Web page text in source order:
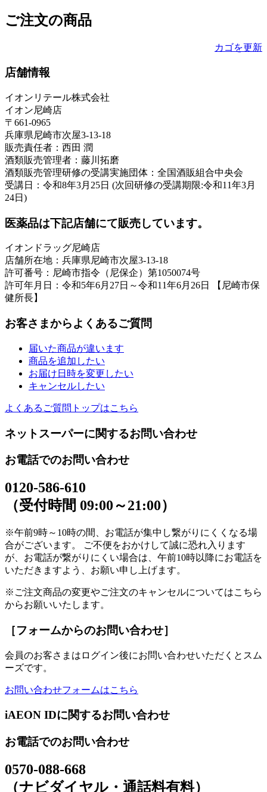
ご注文の商品
カゴを更新
店舗情報
イオンリテール株式会社
イオン尼崎店
〒661-0965
兵庫県尼崎市次屋3-13-18
販売責任者：西田 潤
酒類販売管理者：藤川拓磨
酒類販売管理研修の受講実施団体：全国酒販組合中央会
受講日：令和8年3月25日 (次回研修の受講期限:令和11年3月
24日)
医薬品は下記店舗にて販売しています。
イオンドラッグ尼崎店
店舗所在地：兵庫県尼崎市次屋3-13-18
許可番号：尼崎市指令（尼保企）第1050074号
許可年月日：令和5年6月27日～令和11年6月26日 【尼崎市保
健所長】
お客さまからよくあるご質問
届いた商品が違います
商品を追加したい
お届け日時を変更したい
キャンセルしたい
よくあるご質問トップはこちら
ネットスーパーに関するお問い合わせ
お電話でのお問い合わせ
0120-586-610
（受付時間 09:00～21:00）
※午前9時～10時の間、お電話が集中し繋がりにくくなる場
合がございます。 ご不便をおかけして誠に恐れ入ります
が、お電話が繋がりにくい場合は、午前10時以降にお電話を
いただきますよう、お願い申し上げます。
※ご注文商品の変更やご注文のキャンセルについてはこちら
からお願いいたします。
［フォームからのお問い合わせ］
会員のお客さまはログイン後にお問い合わせいただくとスム
ーズです。
お問い合わせフォームはこちら
iAEON IDに関するお問い合わせ
お電話でのお問い合わせ
0570-088-668
（ナビダイヤル・通話料有料）